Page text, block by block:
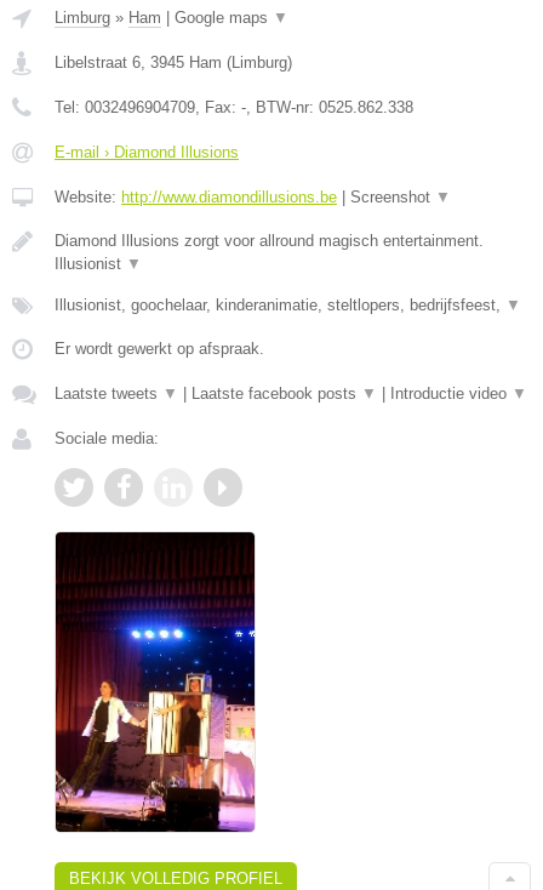
Limburg » Ham Google maps ▼
Libelstraat 6, 3945 Ham (Limburg)
Tel: 0032496904709, Fax: -, BTW-nr: 0525.862.338
E-mail › Diamond Illusions
Website: http://www.diamondillusions.be Screenshot ▼
Diamond Illusions zorgt voor allround magisch entertainment.
Illusionist ▼
Illusionist, goochelaar, kinderanimatie, steltlopers, bedrijfsfeest, ▼
Er wordt gewerkt op afspraak.
Laatste tweets ▼ Laatste facebook posts ▼ Introductie video ▼
Sociale media:
BEKIJK VOLLEDIG PROFIEL